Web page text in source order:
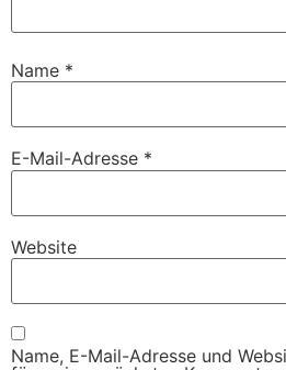
Name *
E-Mail-Adresse *
Website
Name, E-Mail-Adresse und